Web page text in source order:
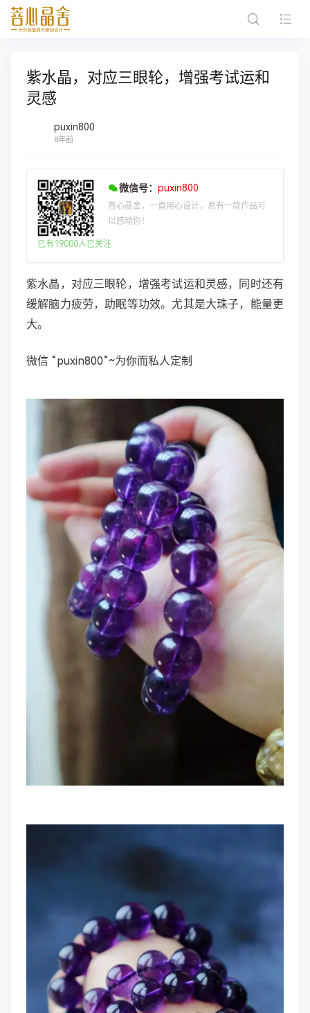
紫水晶，对应三眼轮，增强考试运和
灵感
puxin800
8年前
微信号： puxin800
菩心晶舍，一直用心设计，总有一款作品可
以感动你！
已有19000人已关注
紫水晶，对应三眼轮，增强考试运和灵感，同时还有
缓解脑力疲劳，助眠等功效。尤其是大珠子，能量更
大。
微信 “puxin800”~为你而私人定制